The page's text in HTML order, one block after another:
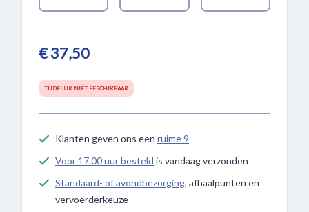
€ 37,50
TIJDELIJK NIET BESCHIKBAAR
Klanten geven ons een ruime 9
Voor 17.00 uur besteld is vandaag verzonden
Standaard- of avondbezorging, afhaalpunten en
vervoerderkeuze